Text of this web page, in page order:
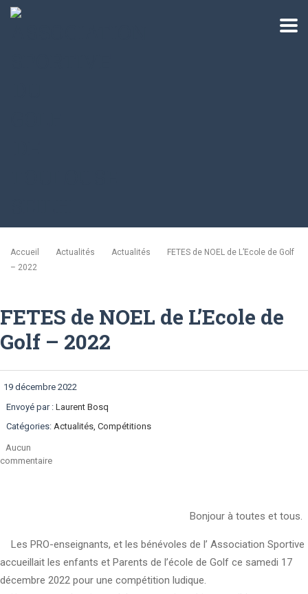
Accueil Actualités Actualités
FETES de NOEL de L’Ecole de Golf
– 2022
FETES de NOEL de L’Ecole de
Golf – 2022
19 décembre 2022
Envoyé par : Laurent Bosq
Catégories: Actualités, Compétitions
Aucun
commentaire
Bonjour à toutes et tous.
Les PRO-enseignants, et les bénévoles de l’ Association Sportive
accueillait les enfants et Parents de l’école de Golf ce samedi 17
décembre 2022 pour une compétition ludique.